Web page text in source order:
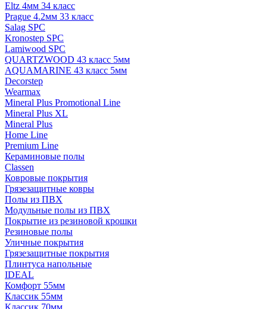
Eltz 4мм 34 класс
Prague 4.2мм 33 класс
Salag SPC
Kronostep SPC
Lamiwood SPC
QUARTZWOOD 43 класс 5мм
AQUAMARINE 43 класс 5мм
Decorstep
Wearmax
Mineral Plus Promotional Line
Mineral Plus XL
Mineral Plus
Home Line
Premium Line
Кераминовые полы
Classen
Ковровые покрытия
Грязезащитные ковры
Полы из ПВХ
Модульные полы из ПВХ
Покрытие из резиновой крошки
Резиновые полы
Уличные покрытия
Грязезащитные покрытия
Плинтуса напольные
IDEAL
Комфорт 55мм
Классик 55мм
Классик 70мм